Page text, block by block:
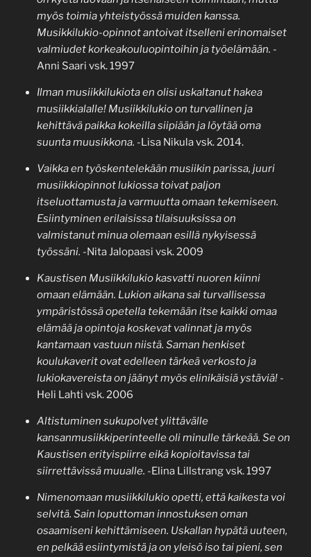
myös toimia yhteistyössä muiden kanssa.
Musikkilukio-opinnot antoivat itselleni erinomaiset
valmiudet korkeakouluopintoihin ja työelämään. -
Anni Saari vsk. 1997
Ilman musiikkilukiota en olisi uskaltanut hakea
musiikkialalle! Musiikkilukio on turvallinen ja
kehittävä paikka kokeilla siipiään ja löytää oma
suunta muusikkona. -Lisa Nikula vsk. 2014.
Vaikka en työskentelekään musiikin parissa, juuri
musiikkiopinnot lukiossa toivat paljon
itseluottamusta ja varmuutta omaan tekemiseen.
Esiintyminen erilaisissa tilaisuuksissa on
valmistanut minua olemaan esillä nykyisessä
työssäni. -Nita Jalopaasi vsk. 2009
Kaustisen Musiikkilukio kasvatti nuoren kiinni
omaan elämään. Lukion aikana sai turvallisessa
ympäristössä opetella tekemään itse kaikki omaa
elämää ja opintoja koskevat valinnat ja myös
kantamaan vastuun niistä. Saman henkiset
koulukaverit ovat edelleen tärkeä verkosto ja
lukiokavereista on jäänyt myös elinikäisiä ystäviä!-
Heli Lahti vsk. 2006
Altistuminen sukupolvet ylittävälle
kansanmusiikkiperinteelle oli minulle tärkeää. Se on
Kaustisen erityispiirre eikä kopioitavissa tai
siirrettävissä muualle. -Elina Lillstrang vsk. 1997
Nimenomaan musiikkilukio opetti, että kaikesta voi
selvitä. Sain loputtoman innostuksen oman
osaamiseni kehittämiseen. Uskallan hypätä uuteen,
en pelkää esiintymistä ja on yleisö iso tai pieni, sen